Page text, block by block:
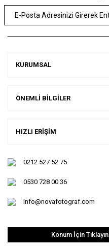
KURUMSAL
ÖNEMLİ BİLGİLER
HIZLI ERİŞİM
0212 527 52 75
0530 728 00 36
info@novafotograf.com
Konum İçin Tıklayın